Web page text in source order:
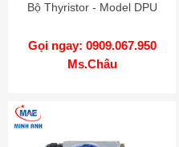
Bộ Thyristor - Model DPU
Gọi ngay: 0909.067.950
Ms.Châu